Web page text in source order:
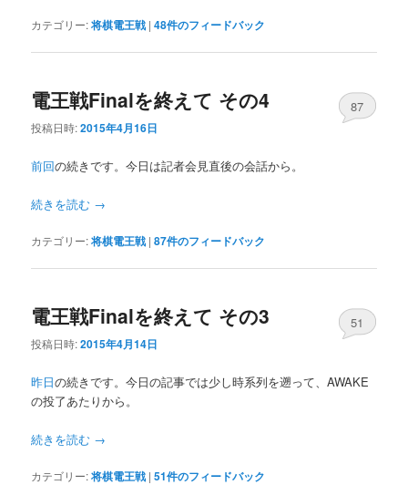
動
カテゴリー:将棋電王戦 |48件のフィードバック
電王戦Finalを終えて その4
投稿日時:2015年4月16日
87
前回の続きです。今日は記者会見直後の会話から。
続きを読む →
カテゴリー:将棋電王戦 |87件のフィードバック
電王戦Finalを終えて その3
投稿日時:2015年4月14日
51
昨日の続きです。今日の記事では少し時系列を遡って、AWAKE
の投了あたりから。
続きを読む →
カテゴリー:将棋電王戦 |51件のフィードバック